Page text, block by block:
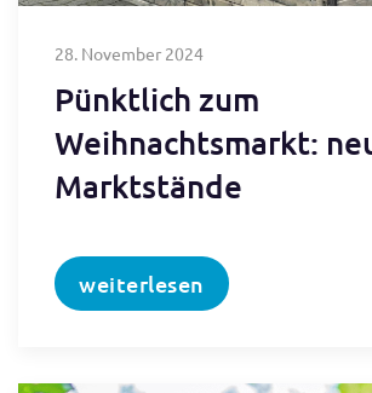
28. November 2024
Pünktlich zum
Weihnachtsmarkt:
Marktstände
weiterlesen